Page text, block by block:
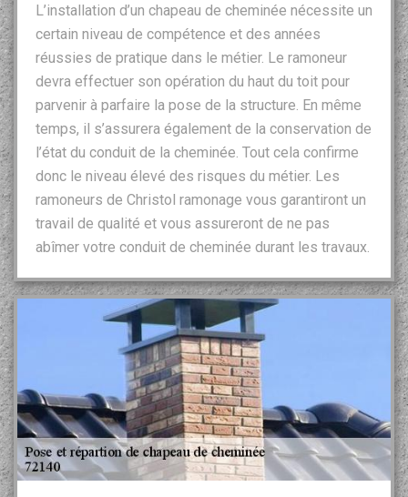
L’installation d’un chapeau de cheminée nécessite un
certain niveau de compétence et des années
réussies de pratique dans le métier. Le ramoneur
devra effectuer son opération du haut du toit pour
parvenir à parfaire la pose de la structure. En même
temps, il s’assurera également de la conservation de
l’état du conduit de la cheminée. Tout cela confirme
donc le niveau élevé des risques du métier. Les
ramoneurs de Christol ramonage vous garantiront un
travail de qualité et vous assureront de ne pas
abîmer votre conduit de cheminée durant les travaux.